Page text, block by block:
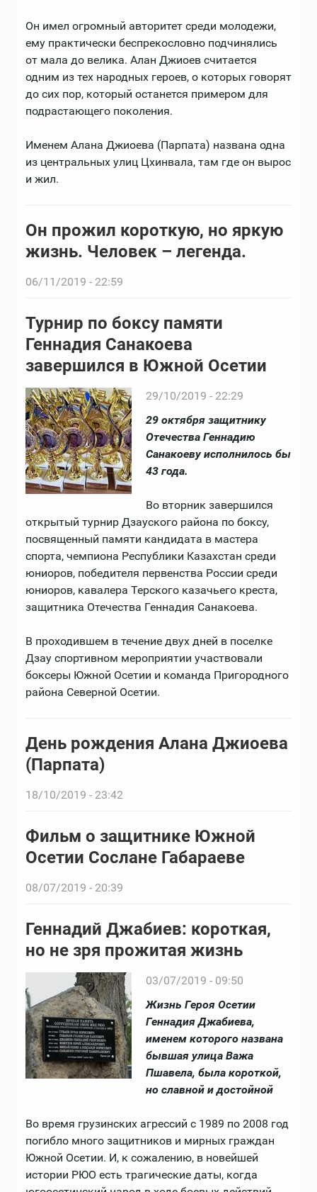
Он имел огромный авторитет среди молодежи,
ему практически беспрекословно подчинялись
от мала до велика. Алан Джиоев считается
одним из тех народных героев, о которых говорят
до сих пор, который останется примером для
подрастающего поколения.
Именем Алана Джиоева (Парпата) названа одна
из центральных улиц Цхинвала, там где он вырос
и жил.
Он прожил короткую, но яркую
жизнь. Человек – легенда.
06/11/2019 - 22:59
Турнир по боксу памяти
Геннадия Санакоева
завершился в Южной Осетии
29/10/2019 - 22:29
29 октября защитнику
Отечества Геннадию
Санакоеву исполнилось бы
43 года.
Во вторник завершился
открытый турнир Дзауского района по боксу,
посвященный памяти кандидата в мастера
спорта, чемпиона Республики Казахстан среди
юниоров, победителя первенства России среди
юниоров, кавалера Терского казачьего креста,
защитника Отечества Геннадия Санакоева.
В проходившем в течение двух дней в поселке
Дзау спортивном мероприятии участвовали
боксеры Южной Осетии и команда Пригородного
района Северной Осетии.
День рождения Алана Джиоева
(Парпата)
18/10/2019 - 23:42
Фильм о защитнике Южной
Осетии Сослане Габараеве
08/07/2019 - 20:39
Геннадий Джабиев: короткая,
но не зря прожитая жизнь
03/07/2019 - 09:50
Жизнь Героя Осетии
Геннадия Джабиева,
именем которого названа
бывшая улица Важа
Пшавела, была короткой,
но славной и достойной
Во время грузинских агрессий с 1989 по 2008 год
погибло много защитников и мирных граждан
Южной Осетии. И, к сожалению, в новейшей
истории РЮО есть трагические даты, когда